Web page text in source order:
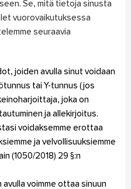
Se, mitä tietoja sinusta
vuorovaikutuksessa
seuraavia
joiden avulla sinut voidaan
tai Y-tunnus (jos
joka on
ja allekirjoitus.
voidaksemme erottaa
ja velvollisuuksiemme
(1050/2018) 29 §:n
voimme ottaa sinuun